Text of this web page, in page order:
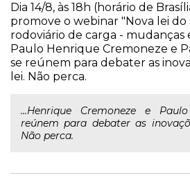
Dia 14/8, às 18h (horário de
promove o webinar "Nova lei
rodoviário de carga - mudanças
Paulo Henrique Cremoneze e
se reúnem para debater as
lei. Não perca.
...Henrique Cremoneze e Paulo
reúnem para debater as
Não perca.